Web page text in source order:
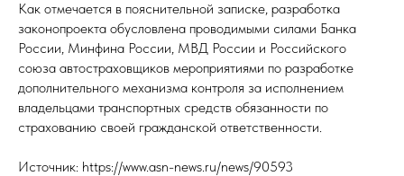
Как отмечается в пояснительной записке, разработка
законопроекта обусловлена проводимыми силами Банка
России, Минфина России, МВД России и Российского
союза автостраховщиков мероприятиями по разработке
дополнительного механизма контроля за исполнением
владельцами транспортных средств обязанности по
страхованию своей гражданской ответственности.
Источник: https://www.asn-news.ru/news/90593